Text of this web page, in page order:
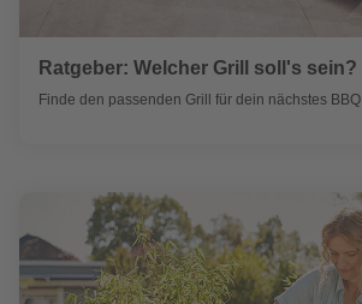
Ratgeber: Welcher Grill soll's sein?
Finde den passenden Grill für dein nächstes BBQ